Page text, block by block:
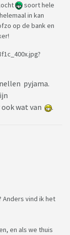
soort hele
in kan
op de bank en
pyjama.
wat van
.
Anders vind ik het
en als we thuis